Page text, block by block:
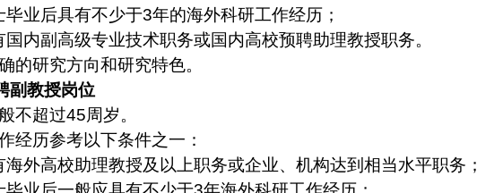
毕业后具有不少于3年的海外科研工作经历；
国内副高级专业技术职务或国内高校预聘助理教授职务。
的研究方向和研究特色。
副教授岗位
不超过45周岁。
经历参考以下条件之一：
海外高校助理教授及以上职务或企业、机构达到相当水平职务；